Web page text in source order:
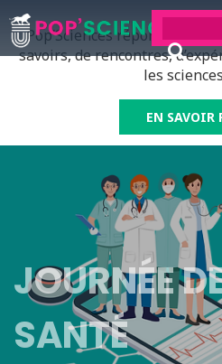
Pop’Sciences répond à tous
savoirs, de rencontres,
les
EN SAVOIR
JOURNÉE
SANTÉ